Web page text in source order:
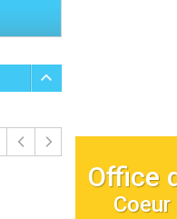
Office